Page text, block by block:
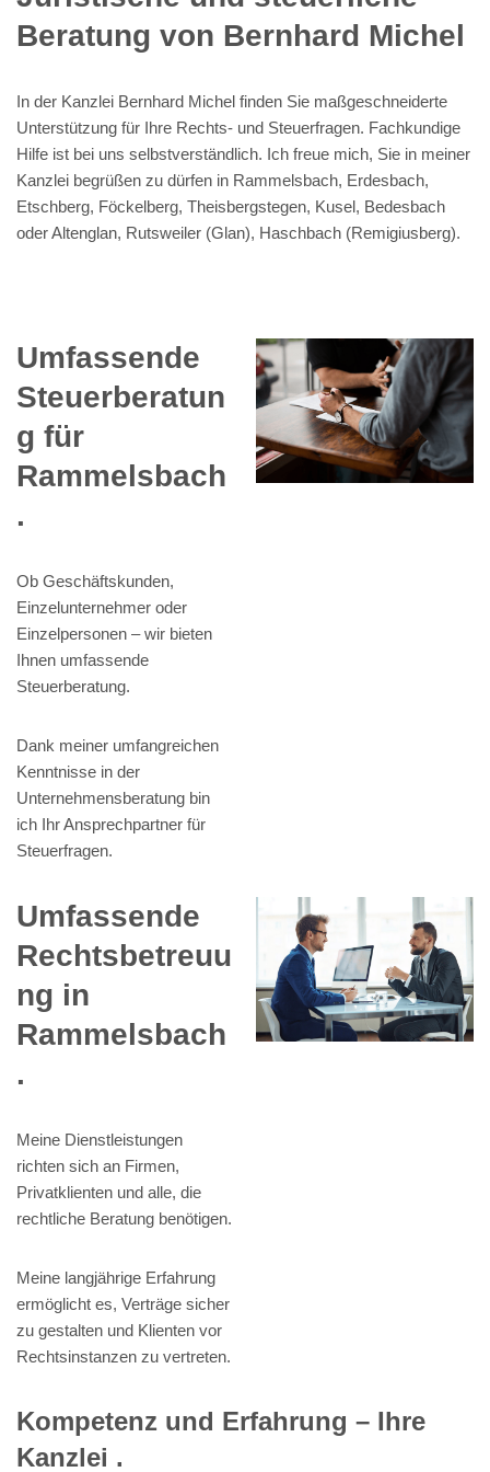
Beratung von Bernhard Michel
In der Kanzlei Bernhard Michel finden Sie maßgeschneiderte
Unterstützung für Ihre Rechts- und Steuerfragen. Fachkundige
Hilfe ist bei uns selbstverständlich. Ich freue mich, Sie in meiner
Kanzlei begrüßen zu dürfen in Rammelsbach, Erdesbach,
Etschberg, Föckelberg, Theisbergstegen, Kusel, Bedesbach
oder Altenglan, Rutsweiler (Glan), Haschbach (Remigiusberg).
Umfassende
Steuerberatun
g für
Rammelsbach
.
Ob Geschäftskunden,
Einzelunternehmer oder
Einzelpersonen – wir bieten
Ihnen umfassende
Steuerberatung.
Dank meiner umfangreichen
Kenntnisse in der
Unternehmensberatung bin
ich Ihr Ansprechpartner für
Steuerfragen.
Umfassende
Rechtsbetreuu
ng in
Rammelsbach
.
Meine Dienstleistungen
richten sich an Firmen,
Privatklienten und alle, die
rechtliche Beratung benötigen.
Meine langjährige Erfahrung
ermöglicht es, Verträge sicher
zu gestalten und Klienten vor
Rechtsinstanzen zu vertreten.
Kompetenz und Erfahrung – Ihre
Kanzlei .